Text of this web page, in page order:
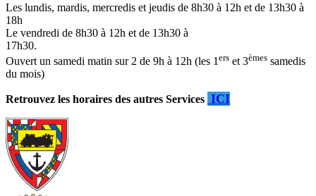
Les lundis, mardis, mercredis et jeudis de 8h30 à 12h et de 13h30 à
18h
Le vendredi de 8h30 à 12h et de 13h30 à
17h30.
Ouvert un samedi matin sur 2 de 9h à 12h (les 1 ers et 3èmes samedis
du mois)
Retrouvez les horaires des autres Services ICI